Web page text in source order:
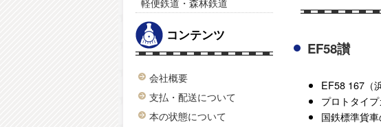
コンテンツ
会社概要
支払・配送について
本の状態について
EF58讃
EF58 167（
プロトタイ
国鉄標準貨